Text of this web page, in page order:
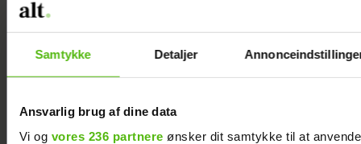
Samtykke Detaljer
Ansvarlig brug af dine data
Vi og vores 236 partnere ønsker dit samtykke til at